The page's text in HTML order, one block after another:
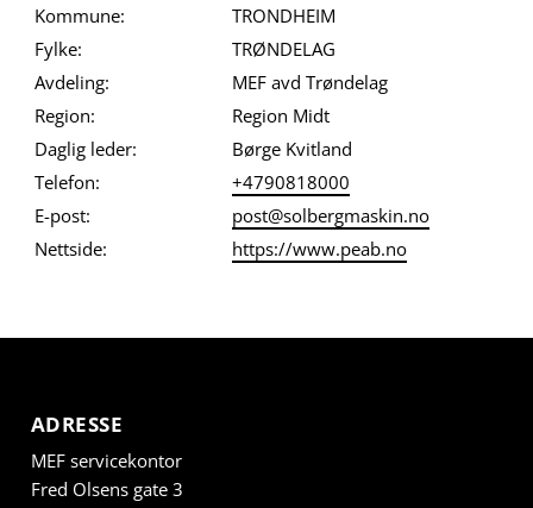
Kommune:
TRONDHEIM
Fylke:
TRØNDELAG
Avdeling:
MEF avd Trøndelag
Region:
Region Midt
Daglig leder:
Børge Kvitland
Telefon:
+4790818000
E-post:
post@solbergmaskin.no
Nettside:
https://www.peab.no
ADRESSE
MEF servicekontor
Fred Olsens gate 3